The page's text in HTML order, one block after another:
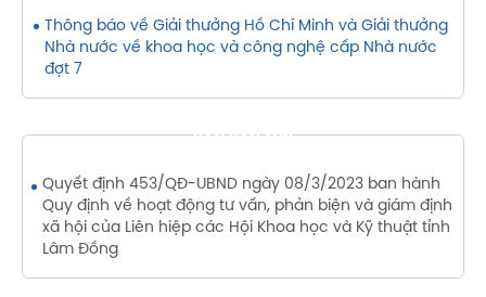
Thông báo về Giải thưởng Hồ Chí Minh và Giải thưởng
Nhà nước về khoa học và công nghệ cấp Nhà nước
đợt 7
VĂN BẢN MỚI
Quyết định 453/QĐ-UBND ngày 08/3/2023 ban hành
Quy định về hoạt động tư vấn, phản biện và giám định
xã hội của Liên hiệp các Hội Khoa học và Kỹ thuật tỉnh
Lâm Đồng